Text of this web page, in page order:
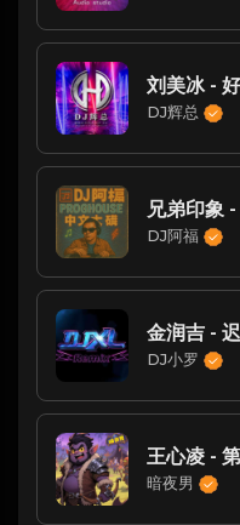
刘美冰 -
DJ辉总
DJ阿福
DJ小罗
暗夜男